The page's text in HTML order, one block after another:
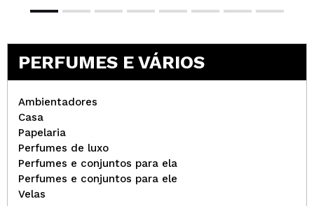
PERFUMES E VÁRIOS
Ambientadores
Casa
Papelaria
Perfumes de luxo
Perfumes e conjuntos para ela
Perfumes e conjuntos para ele
Velas